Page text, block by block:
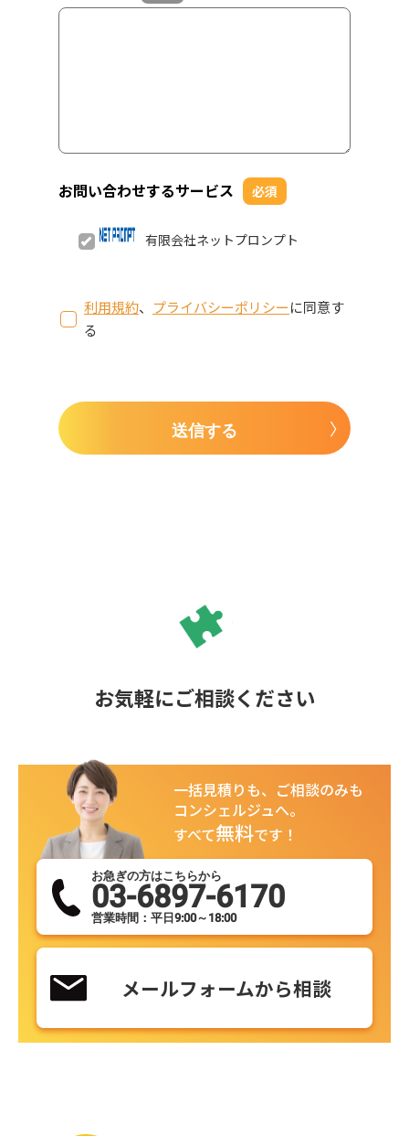
お問い合わせするサービス 必須
有限会社ネットプロンプト
利用規約、 プライバシーポリシーに同意す
る
送信する
お気軽にご相談ください
一括見積りも、ご相談のみも
コンシェルジュへ。
すべて無料です！
お急ぎの方はこちらから
03-6897-6170
営業時間：平日9:00～18:00
メールフォームから相談